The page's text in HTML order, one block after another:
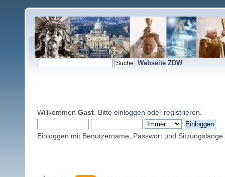
Webseite ZDW
Willkommen Gast . Bitte einloggen oder registrieren
Einloggen mit Benutzername, Passwort und Sitzungslänge